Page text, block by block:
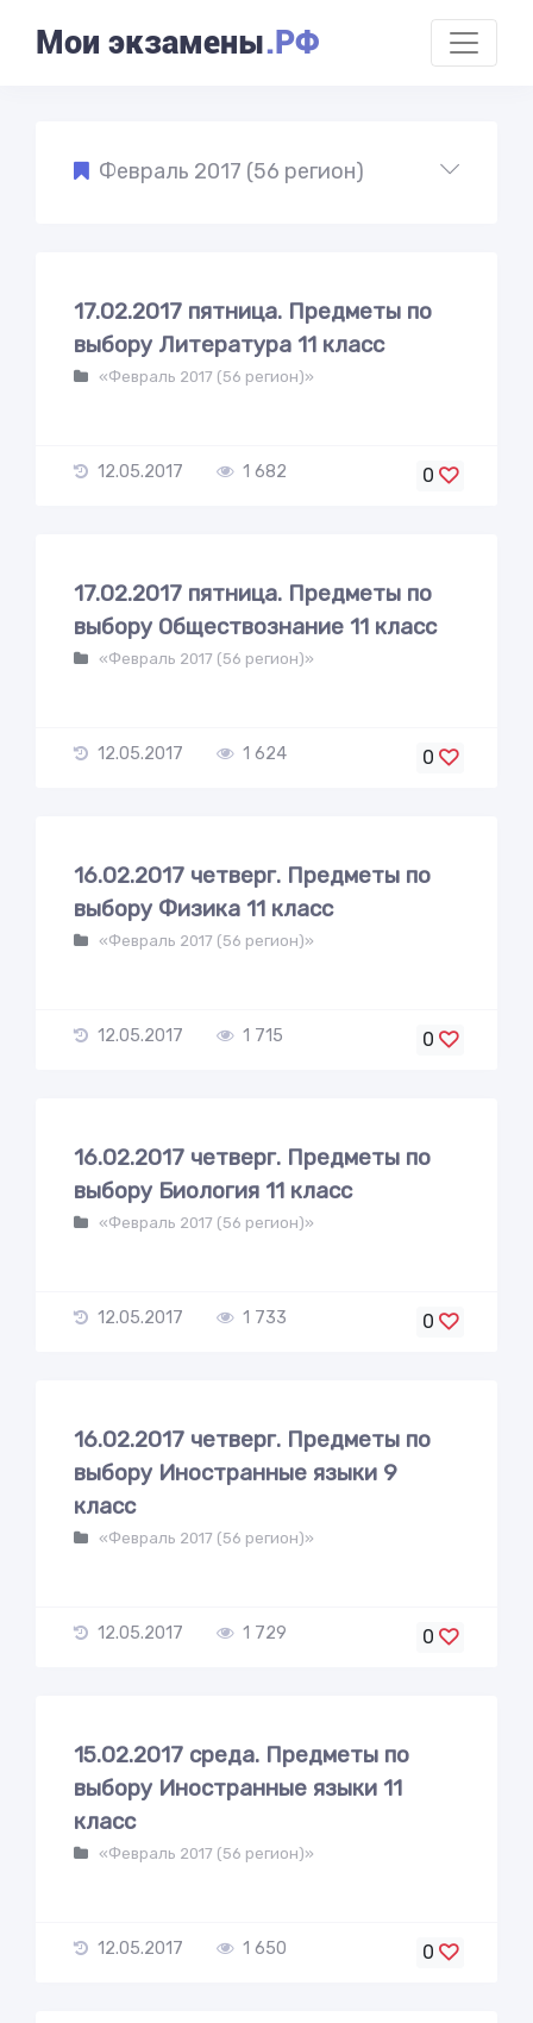
Мои экзамены.РФ
Февраль 2017 (56 регион)
17.02.2017 пятница. Предметы по
выбору Литература 11 класс
«Февраль 2017 (56 регион)»
12.05.2017 1 682 0
17.02.2017 пятница. Предметы по
выбору Обществознание 11 класс
«Февраль 2017 (56 регион)»
12.05.2017 1 624 0
16.02.2017 четверг. Предметы по
выбору Физика 11 класс
«Февраль 2017 (56 регион)»
12.05.2017 1 715 0
16.02.2017 четверг. Предметы по
выбору Биология 11 класс
«Февраль 2017 (56 регион)»
12.05.2017 1 733 0
16.02.2017 четверг. Предметы по
выбору Иностранные языки 9
класс
«Февраль 2017 (56 регион)»
12.05.2017 1 729 0
15.02.2017 среда. Предметы по
выбору Иностранные языки 11
класс
«Февраль 2017 (56 регион)»
12.05.2017 1 650 0